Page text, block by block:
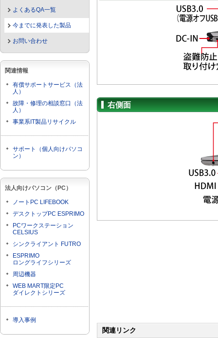
よくあるQA一覧
今までに発表した製品
お問い合わせ
関連情報
有償サポートサービス（法
人）
故障・修理の相談窓口（法
人）
事業系IT製品リサイクル
サポート（個人向けパソコ
ン）
法人向けパソコン（PC）
ノートPC LIFEBOOK
デスクトップPC ESPRIMO
PCワークステーション
CELSIUS
シンクライアント FUTRO
ESPRIMO
ロングライフシリーズ
周辺機器
WEB MART限定PC
ダイレクトシリーズ
導入事例
右側面
関連リンク